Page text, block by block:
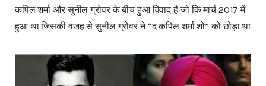
कपिल शर्मा और सुनील ग्रोवर के बीच हुआ विवाद है जो कि मार्च 2017 में
हुआ था जिसकी वजह से सुनील ग्रोवर ने “द कपिल शर्मा शो” को छोड़ा था